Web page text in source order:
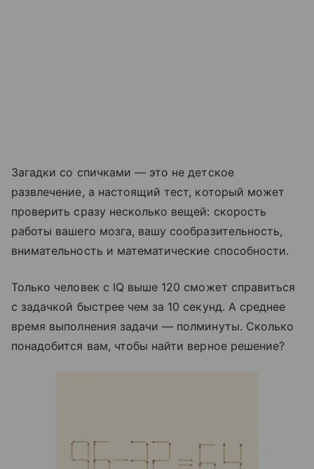
Загадки со спичками — это не детское
развлечение, а настоящий тест, который может
проверить сразу несколько вещей: скорость
работы вашего мозга, вашу сообразительность,
внимательность и математические способности.
Только человек с IQ выше 120 сможет справиться
с задачкой быстрее чем за 10 секунд. А среднее
время выполнения задачи — полминуты. Сколько
понадобится вам, чтобы найти верное решение?